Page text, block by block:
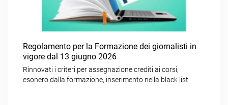
Regolamento per la Formazione dei giornalisti in
vigore dal 13 giugno 2026
Rinnovati i criteri per assegnazione crediti ai corsi,
esonero dalla formazione, inserimento nella black list